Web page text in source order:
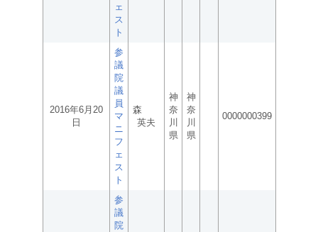
ェ
ス
ト
2016年6月20
日
参
議
院
議
員
マ
ニ
フ
ェ
ス
ト
森
英夫
神
奈
川
県
神
奈
川
県
0000000399
参
議
院